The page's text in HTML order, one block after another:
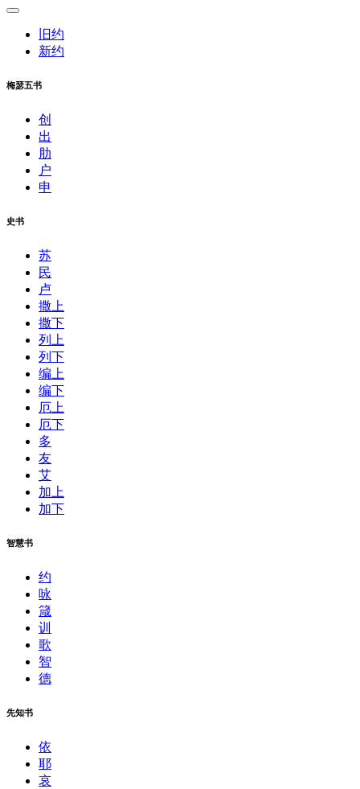
旧约
新约
梅瑟五书
创
出
肋
户
申
史书
苏
民
卢
撒上
撒下
列上
列下
编上
编下
厄上
厄下
多
友
艾
加上
加下
智慧书
约
咏
箴
训
歌
智
德
先知书
依
耶
哀